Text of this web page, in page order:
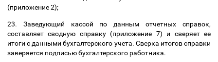
(приложение 2);
23. Заведующий кассой по данным отчетных справок,
составляет сводную справку (приложение 7) и сверяет ее
итоги с данными бухгалтерского учета. Сверка итогов справки
заверяется подписью бухгалтерского работника.